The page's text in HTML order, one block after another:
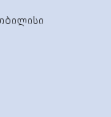
თბილისი